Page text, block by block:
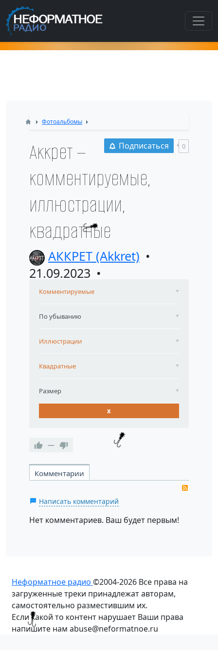
Как попасть в этот раздел???
Фотоальбомы
Подписаться 0
Аккрет —
комментируемые,
иллюстрации,
квадратные
АККРЕТ (Akkret)
21.09.2023
Комментируемые
По убыванию
Иллюстрации
Квадратные
Размер
x
—
Комментарии
Написать комментарий
Нет комментариев. Ваш будет первым!
Неформатное радио ©2004-2026 Все права на
загруженные треки принадлежат авторам,
самостоятельно разместившим их.
Если какой то контент нарушает Ваши права
напишите нам abuse@neformatnoe.ru